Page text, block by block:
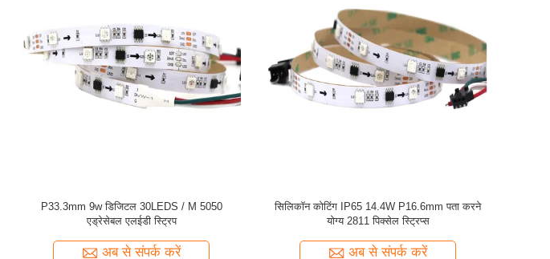
रंग बदलने DC5V 1 मीटर 144pcs 5050 Sk6812
एलईडी पट्टी
अब से संपर्क करें
ऊर्जा कुशल SMD5050 GS8208 पता लगाने योग्य
एलईडी पट्टी
अब से संपर्क करें